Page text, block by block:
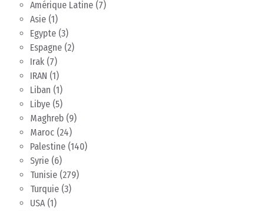
Amérique Latine (7)
Asie (1)
Egypte (3)
Espagne (2)
Irak (7)
IRAN (1)
Liban (1)
Libye (5)
Maghreb (9)
Maroc (24)
Palestine (140)
Syrie (6)
Tunisie (279)
Turquie (3)
USA(1)